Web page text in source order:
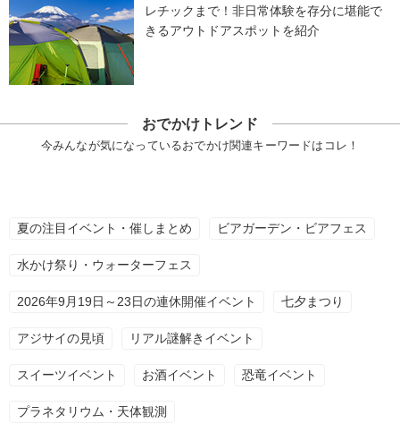
レチックまで！非日常体験を存分に堪能で
きるアウトドアスポットを紹介
おでかけトレンド
今みんなが気になっているおでかけ関連キーワードはコレ！
夏の注目イベント・催しまとめ ビアガーデン・ビアフェス
水かけ祭り・ウォーターフェス
2026年9月19日～23日の連休開催イベント 七夕まつり
アジサイの見頃 リアル謎解きイベント
スイーツイベント お酒イベント 恐竜イベント
プラネタリウム・天体観測